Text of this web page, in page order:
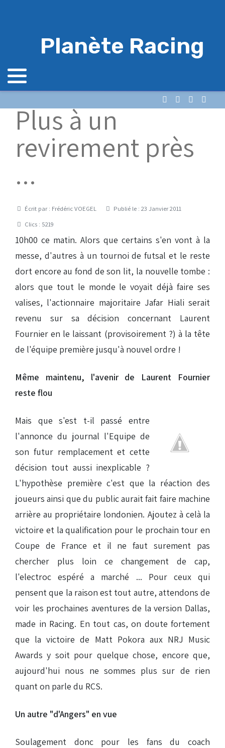
Planète Racing
Plus à un
revirement près
...
DétailsÉcrit par : Frédéric VOEGEL
Publié le : 23 Janvier 2011
Clics : 5219
10h00 ce matin. Alors que certains s'en vont à la
messe, d'autres à un tournoi de futsal et le reste
dort encore au fond de son lit, la nouvelle tombe :
alors que tout le monde le voyait déjà faire ses
valises, l'actionnaire majoritaire Jafar Hiali serait
revenu sur sa décision concernant Laurent
Fournier en le laissant (provisoirement ?) à la tête
de l'équipe première jusqu'à nouvel ordre !
Même maintenu, l'avenir de Laurent Fournier
reste flou
Mais que s'est t-il passé entre
l'annonce du journal l'Equipe de
son futur remplacement et cette
décision tout aussi inexplicable ?
L'hypothèse première c'est que la réaction des
joueurs ainsi que du public aurait fait faire machine
arrière au propriétaire londonien. Ajoutez à celà la
victoire et la qualification pour le prochain tour en
Coupe de France et il ne faut surement pas
chercher plus loin ce changement de cap,
l'electroc espéré a marché ... Pour ceux qui
pensent que la raison est tout autre, attendons de
voir les prochaines aventures de la version Dallas,
made in Racing. En tout cas, on doute fortement
que la victoire de Matt Pokora aux NRJ Music
Awards y soit pour quelque chose, encore que,
aujourd'hui nous ne sommes plus sur de rien
quant on parle du RCS.
Un autre "d'Angers" en vue
Soulagement donc pour les fans du coach